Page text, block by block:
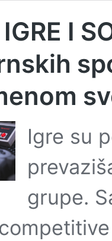
I
Igre su
grupe.